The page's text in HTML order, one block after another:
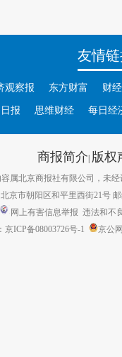
友情
观察报 东方财富 财
报 思维财经 每日经
商报简介| 版权
属北京商报社有限公司，未经
京市朝阳区和平里西街21号
网上有害信息举报 违法和不
京ICP备08003726号-1
京公